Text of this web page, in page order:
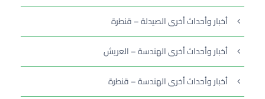
أخبار وأحداث أخرى الصيدلة – قنطرة
أخبار وأحداث أخرى الهندسة – العريش
أخبار وأحداث أخرى الهندسة – قنطرة